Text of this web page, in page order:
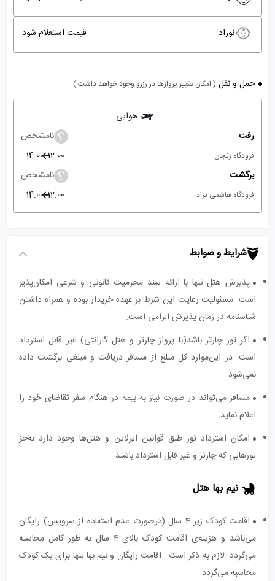
نوزاد قیمت استعلام شود
حمل و نقل ( امکان تغییر پروازها در رزرو وجود خواهد داشت )
هوایی
رفت
نامشخص
فرودگاه زنجان 12:00
14:00
برگشت
نامشخص
فرودگاه هاشمی نژاد 12:00
14:00
شرایط و ضوابط
پذیرش هتل تنها با ارائه سند محرمیت قانونی و شرعی امکان‌پذیر
است. مسئولیت رعایت این شرط بر عهده خریدار بوده و همراه داشتن
شناسنامه در زمان پذیرش الزامی است.
اگر تور چارتر باشد(با پرواز چارتر و هتل گارانتی) غیر قابل استرداد
است. در این‌موارد کل مبلغ از مسافر دریافت و مبلغی برگشت داده
نمی‌شود.
مسافر می‌تواند در صورت نیاز به بیمه در هنگام سفر تقاضای خود را
اعلام نماید.
امکان استرداد تور طبق قوانین ایرلاین و هتل‌ها وجود دارد به‌جز
تورهایی که چارتر و غیر قابل استرداد باشند.
نیم بها هتل
اقامت کودک زیر 4 سال (درصورت عدم استفاده از سرویس) رایگان
می‌باشد و هزینه‌ی اقامت کودک بالای 4 سال به طور کامل محاسبه
می‌گردد. لازم به ذکر است : اقامت رایگان و نیم بها تنها برای یک کودک
محاسبه می‌گردد.